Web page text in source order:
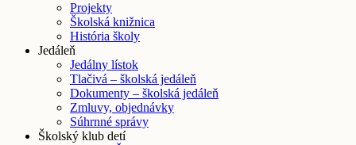
Projekty
Školská knižnica
História školy
Jedáleň
Jedálny lístok
Tlačivá – školská jedáleň
Dokumenty – školská jedáleň
Zmluvy, objednávky
Súhrnné správy
Školský klub detí